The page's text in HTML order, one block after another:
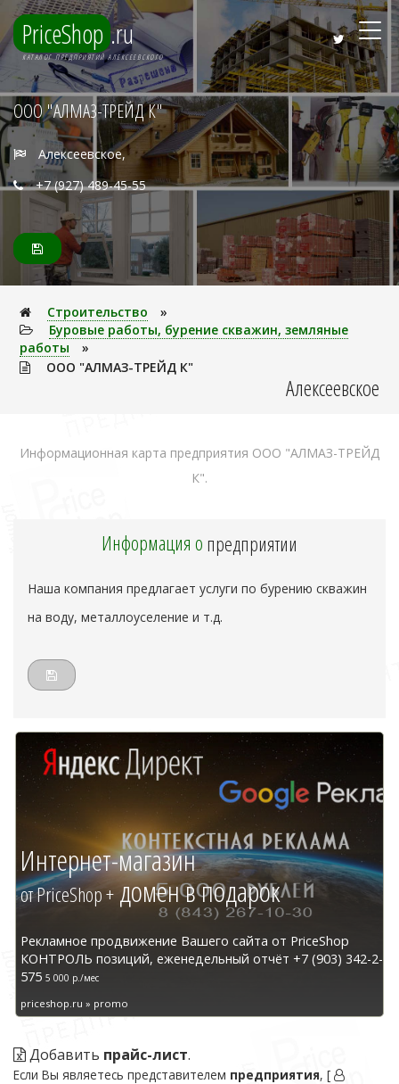
PriceShop .ru
КАТАЛОГ ПРЕДПРИЯТИЙ АЛЕКСЕЕВСКОГО
ООО "АЛМАЗ-ТРЕЙД К"
Алексеевское,
+7 (927) 489-45-55
Строительство
»
Буровые работы, бурение скважин, земляные
работы
»
ООО "АЛМАЗ-ТРЕЙД К"
Алексеевское
Информационная карта предприятия ООО "АЛМАЗ-ТРЕЙД
К".
Информация опредприятии
Наша компания предлагает услуги по бурению скважин
на воду, металлоуселение и т.д.
Интернет-магазин
от PriceShop +домен в подарок
Рекламное продвижение Вашего сайта от PriceShop
КОНТРОЛЬ позиций, еженедельный отчёт +7 (903) 342-2-
575 5 000 р./мес
priceshop.ru » promo
Добавить прайс-лист.
Если Вы являетесь представителем предприятия, [